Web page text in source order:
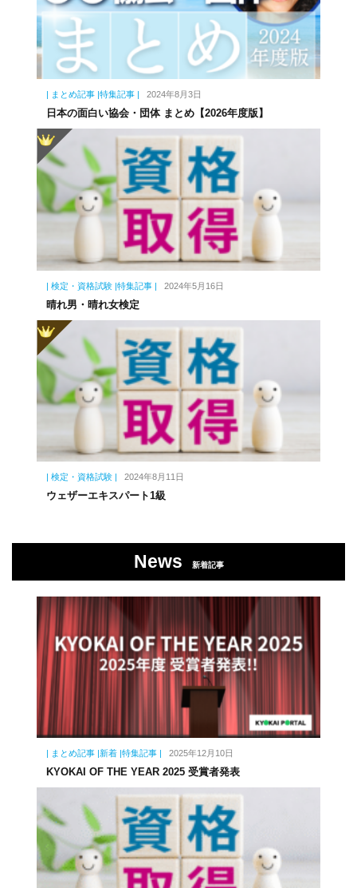
| まとめ記事 |特集記事 | 2024年8月3日
日本の面白い協会・団体 まとめ【2026年度版】
| 検定・資格試験 |特集記事 | 2024年5月16日
晴れ男・晴れ女検定
| 検定・資格試験 | 2024年8月11日
ウェザーエキスパート1級
News 新着記事
| まとめ記事 |新着 |特集記事 | 2025年12月10日
KYOKAI OF THE YEAR 2025 受賞者発表